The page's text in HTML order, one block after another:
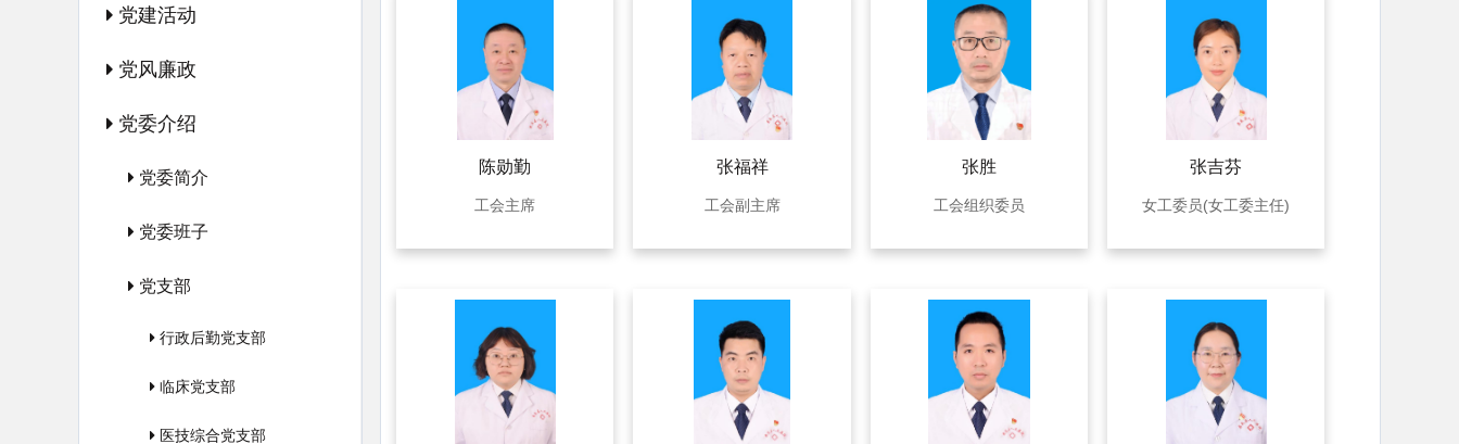
党建活动
党风廉政
党委介绍
党委简介
党委班子
党支部
行政后勤党支部
临床党支部
医技综合党支部
陈勋勤
工会主席
张福祥
工会副主席
张胜
工会组织委员
张吉芬
女工委员(女工委主任)